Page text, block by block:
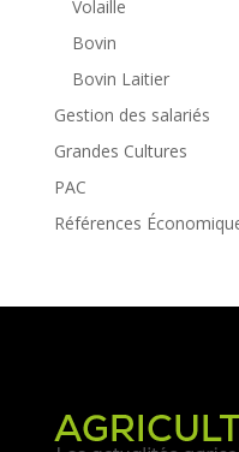
Volaille
Bovin
Bovin Laitier
Gestion des salariés
Grandes Cultures
PAC
Références